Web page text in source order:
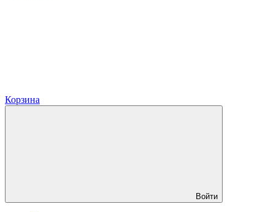
Корзина
Войти